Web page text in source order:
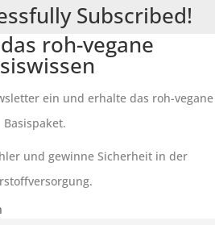
Subscribed!
roh-vegane
ein und erhalte das roh-vegane
Basispaket.
und gewinne Sicherheit in der